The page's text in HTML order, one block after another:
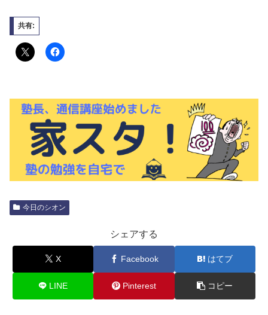
共有:
今日のシオン
シェアする
X Facebook はてブ
LINE Pinterest コピー